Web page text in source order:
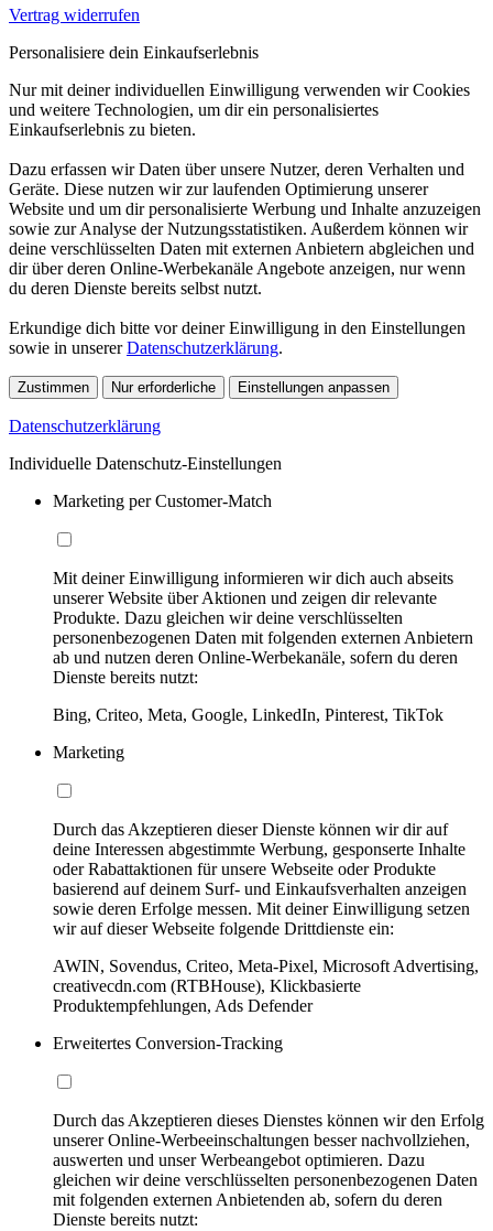
Vertrag widerrufen
Personalisiere dein Einkaufserlebnis
Nur mit deiner individuellen Einwilligung verwenden wir Cookies
und weitere Technologien, um dir ein personalisiertes
Einkaufserlebnis zu bieten.
Dazu erfassen wir Daten über unsere Nutzer, deren Verhalten und
Geräte. Diese nutzen wir zur laufenden Optimierung unserer
Website und um dir personalisierte Werbung und Inhalte anzuzeigen
sowie zur Analyse der Nutzungsstatistiken. Außerdem können wir
deine verschlüsselten Daten mit externen Anbietern abgleichen und
dir über deren Online-Werbekanäle Angebote anzeigen, nur wenn
du deren Dienste bereits selbst nutzt.
Erkundige dich bitte vor deiner Einwilligung in den Einstellungen
sowie in unsererDatenschutzerklärung.
Zustimmen Nur erforderliche Einstellungen anpassen
Datenschutzerklärung
Individuelle Datenschutz-Einstellungen
Marketing per Customer-Match
Mit deiner Einwilligung informieren wir dich auch abseits
unserer Website über Aktionen und zeigen dir relevante
Produkte. Dazu gleichen wir deine verschlüsselten
personenbezogenen Daten mit folgenden externen Anbietern
ab und nutzen deren Online-Werbekanäle, sofern du deren
Dienste bereits nutzt:
Bing, Criteo, Meta, Google, LinkedIn, Pinterest, TikTok
Marketing
Durch das Akzeptieren dieser Dienste können wir dir auf
deine Interessen abgestimmte Werbung, gesponserte Inhalte
oder Rabattaktionen für unsere Webseite oder Produkte
basierend auf deinem Surf- und Einkaufsverhalten anzeigen
sowie deren Erfolge messen. Mit deiner Einwilligung setzen
wir auf dieser Webseite folgende Drittdienste ein:
AWIN, Sovendus, Criteo, Meta-Pixel, Microsoft Advertising,
creativecdn.com (RTBHouse), Klickbasierte
Produktempfehlungen, Ads Defender
Erweitertes Conversion-Tracking
Durch das Akzeptieren dieses Dienstes können wir den Erfolg
unserer Online-Werbeeinschaltungen besser nachvollziehen,
auswerten und unser Werbeangebot optimieren. Dazu
gleichen wir deine verschlüsselten personenbezogenen Daten
mit folgenden externen Anbietenden ab, sofern du deren
Dienste bereits nutzt: